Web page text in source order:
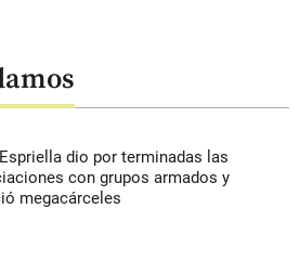
dio por terminadas las
con grupos armados y
megacárceles